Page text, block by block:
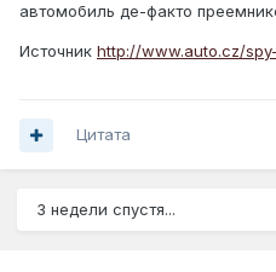
автомобиль де-факто
Источник http://www.auto.cz/
Цитата
3 недели спустя...